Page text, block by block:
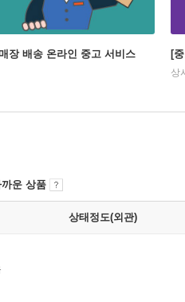
장 배송 온라인 중고 서비스 [
상
운 상품
상태정도(외관)